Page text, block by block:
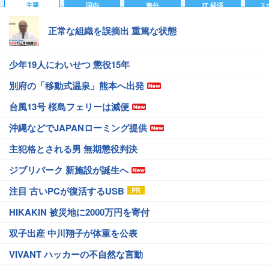
主要 国内 海外 IT 経済 ス
正常な組織を誤摘出 重篤な状態
少年19人にわいせつ 懲役15年
別府の「移動式温泉」熊本へ出発
台風13号 桜島フェリーは減便
沖縄などでJAPANローミング提供
主犯格とされる男 無期懲役判決
ジブリパーク 新施設が誕生へ
注目 古いPCが復活するUSB
HIKAKIN 被災地に2000万円を寄付
双子出産 中川翔子が体重を公表
VIVANT ハッカーの不自然な言動